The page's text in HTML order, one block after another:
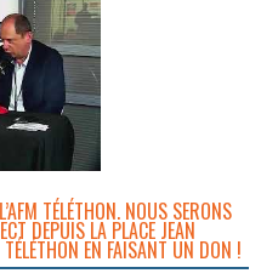
TÉLÉTHON. NOUS SERONS
DEPUIS LA PLACE JEAN
EN FAISANT UN DON !